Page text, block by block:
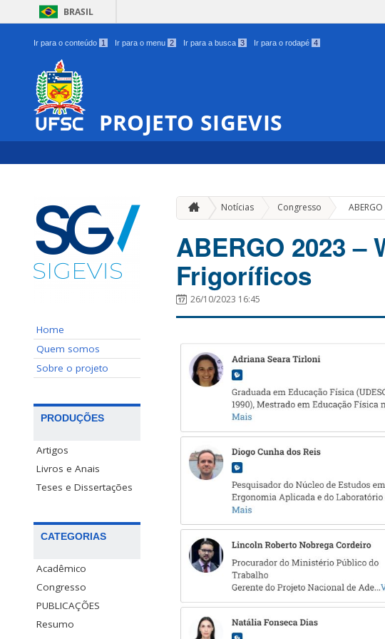
BRASIL
Ir para o conteúdo 1 Ir para o menu 2 Ir para a busca 3 Ir para o rodapé 4
PROJETO SIGEVIS
Home
Quem somos
Sobre o projeto
PRODUÇÕES
Artigos
Livros e Anais
Teses e Dissertações
CATEGORIAS
Acadêmico
Congresso
PUBLICAÇÕES
Resumo
Notícias Congresso »
ABERGO 2023 –
Frigoríficos
26/10/2023 16:45